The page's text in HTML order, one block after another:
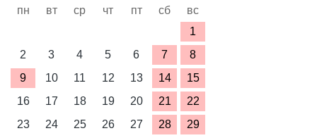
пн вт ср чт пт сб
вс
1
2
3 4 5 6 7
8
9
10 11 12 13 14
15
16
17 18 19 20 21
22
23
24 25 26 27 28
29